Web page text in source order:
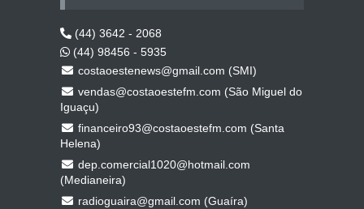
(44) 3642 - 2068
(44) 98456 - 5935
costaoestenews@gmail.com (SMI)
vendas@costaoestefm.com (São Miguel do
Iguaçu)
financeiro93@costaoestefm.com (Santa
Helena)
dep.comercial1020@hotmail.com
(Medianeira)
radioguaira@gmail.com (Guaíra)